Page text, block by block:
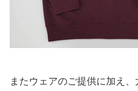
またウェアのご提供に加え